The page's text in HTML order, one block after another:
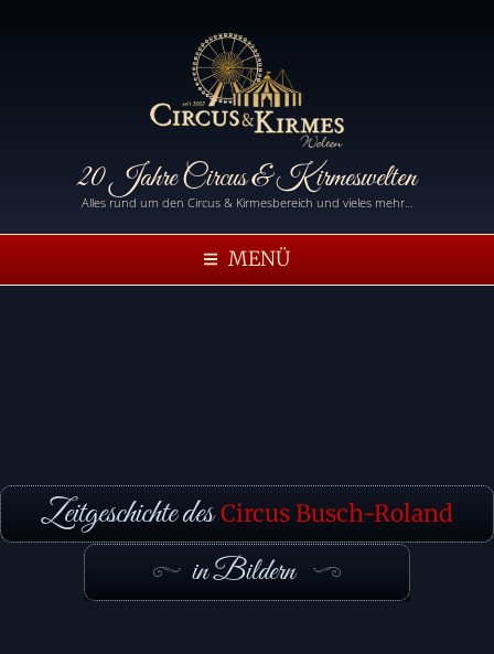
20 Jahre Circus & Kirmeswelten
Alles rund um den Circus & Kirmesbereich und vieles mehr…
MENÜ
Zeitgeschichte des Circus Busch-Roland
in Bildern